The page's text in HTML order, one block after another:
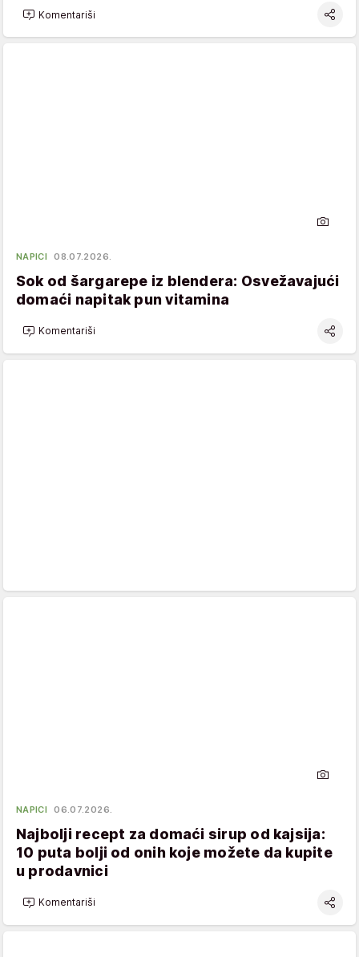
Komentariši
NAPICI 08.07.2026.
Sok od šargarepe iz blendera: Osvežavajući
domaći napitak pun vitamina
Komentariši
NAPICI 06.07.2026.
Najbolji recept za domaći sirup od kajsija:
10 puta bolji od onih koje možete da kupite
u prodavnici
Komentariši